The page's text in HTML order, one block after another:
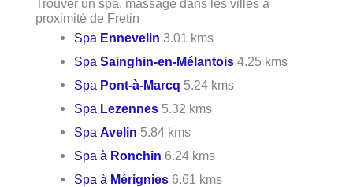
Trouver un spa, massage dans les villes à
proximité de Fretin
Spa Ennevelin 3.01 kms
SpaSainghin-en-Mélantois 4.25 kms
Spa Pont-à-Marcq 5.24 kms
Spa Lezennes 5.32 kms
SpaAvelin 5.84 kms
Spa à Ronchin 6.24 kms
Spa à Mérignies 6.61 kms